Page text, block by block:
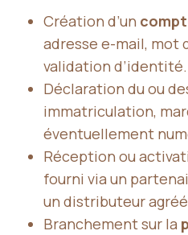
Création d’un
adresse e-mail, mot
validation d’identité.
Déclaration du ou
immatriculation,
éventuellement
Réception ou
fourni via un
un distributeur
Branchement sur la